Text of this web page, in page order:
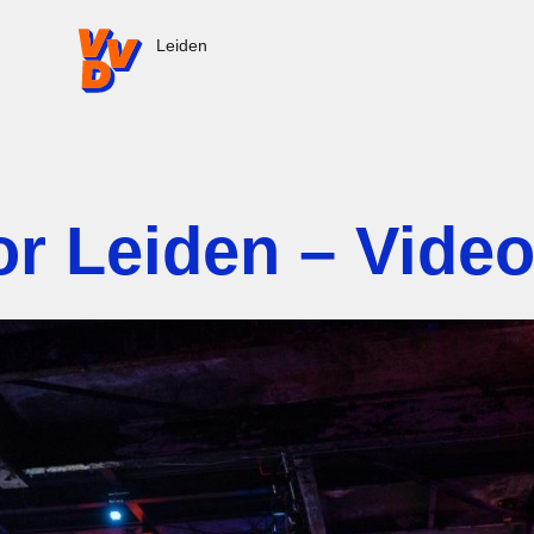
VVD.nl - Ga naar de homepage
Leiden
Leiden – Video